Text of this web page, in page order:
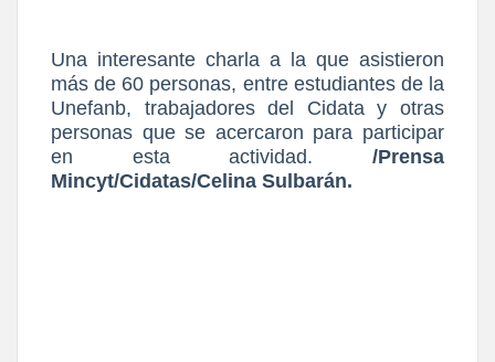
Una interesante charla a la que asistieron
más de 60 personas, entre estudiantes de la
Unefanb, trabajadores del Cidata y otras
personas que se acercaron para participar
en esta actividad.
/Prensa
Mincyt/Cidatas/Celina Sulbarán.